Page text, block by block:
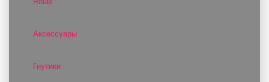
Аксессуары
Гнутики